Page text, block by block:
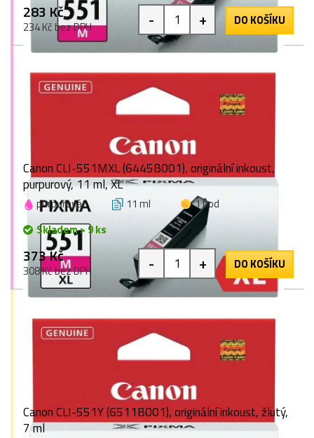
283 Kč
234 Kč bez DPH - + DO KOŠÍKU
Canon CLI-551MXL (6445B001), originální inkoust,
purpurový, 11 ml, XL
purpurová 11 ml
1 bod
Skladem > 9 ks
373 Kč
308 Kč bez DPH - + DO KOŠÍKU
Canon CLI-551Y (6511B001), originální inkoust, žlutý,
7 ml